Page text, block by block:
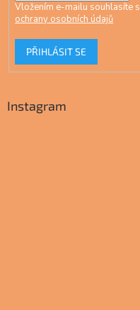
Vložením e-mailu souhlasíte s
ochrany osobních údajů
PŘIHLÁSIT SE
Instagram